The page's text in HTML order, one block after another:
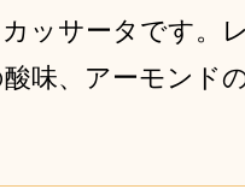
ッサータです。
味、アーモンド